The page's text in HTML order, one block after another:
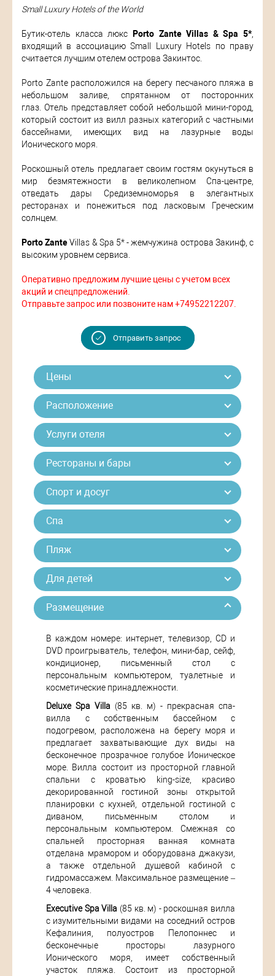
Small Luxury Hotels of the World
Бутик-отель класса люкс Porto Zante Villas & Spa 5*,
входящий в ассоциацию Small Luxury Hotels по праву
считается лучшим отелем острова Закинтос.
Porto Zante расположился на берегу песчаного пляжа в
небольшом заливе, спрятанном от посторонних
глаз. Отель представляет собой небольшой мини-город,
который состоит из вилл разных категорий с частными
бассейнами, имеющих вид на лазурные воды
Ионического моря.
Роскошный отель предлагает своим гостям окунуться в
мир безмятежности в великолепном Спа-центре,
отведать дары Средиземноморья в элегантных
ресторанах и понежиться под ласковым Греческим
солнцем.
Porto ZanteVillas & Spa 5* - жемчужина острова Закинф, с
высоким уровнем сервиса.
Оперативно предложим лучшие цены с учетом всех
акций и спецпредложений.
Отправьте запрос или позвоните нам +74952212207.
Отправить запрос
Цены
Расположение
Услуги отеля
Рестораны и бары
Спорт и досуг
Спа
Пляж
Для детей
Размещение
В каждом номере: интернет, телевизор, CD и
DVD проигрыватель, телефон, мини-бар, сейф,
кондиционер, письменный стол с
персональным компьютером, туалетные и
косметические принадлежности.
Deluxe Spa Villa (85 кв. м) - прекрасная спа-
вилла с собственным бассейном с
подогревом, расположена на берегу моря и
предлагает захватывающие дух виды на
бесконечное прозрачное голубое Ионическое
море. Вилла состоит из просторной главной
спальни с кроватью king-size, красиво
декорированной гостиной зоны открытой
планировки с кухней, отдельной гостиной с
диваном, письменным столом и
персональным компьютером. Смежная со
спальней просторная ванная комната
отделана мрамором и оборудована джакузи,
а также отдельной душевой кабиной с
гидромассажем. Максимальное размещение –
4 человека.
Executive Spa Villa (85 кв. м) - роскошная вилла
с изумительными видами на соседний остров
Кефалиния, полуостров Пелопоннес и
бесконечные просторы лазурного
Ионического моря, имеет собственный
участок пляжа. Состоит из просторной